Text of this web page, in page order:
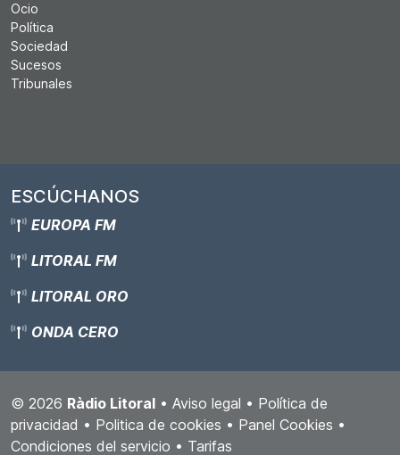
Ocio
Política
Sociedad
Sucesos
Tribunales
ESCÚCHANOS
EUROPA FM
LITORAL FM
LITORAL ORO
ONDA CERO
© 2026 Ràdio Litoral • Aviso legal • Política de
privacidad • Politica de cookies • Panel Cookies •
Condiciones del servicio • Tarifas